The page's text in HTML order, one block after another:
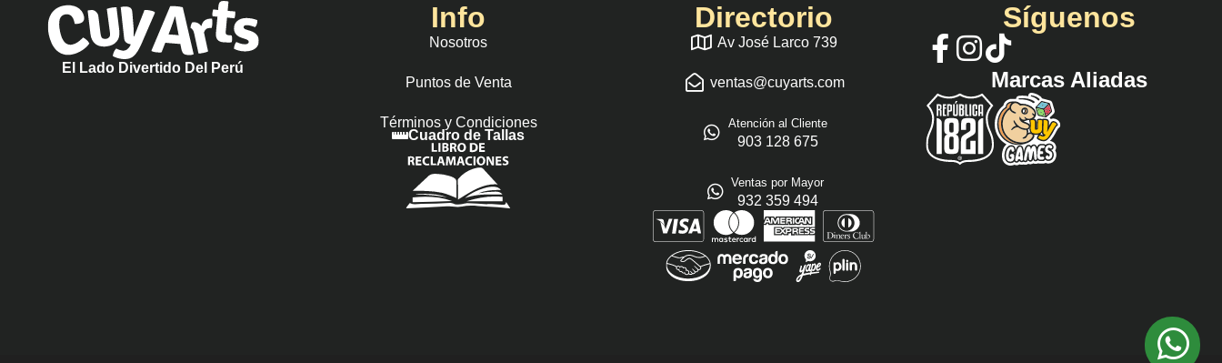
El Lado Divertido Del Perú
Info
Nosotros
Puntos de Venta
Términos y Condiciones
Cuadro de Tallas
Directorio
Av José Larco 739
ventas@cuyarts.com
Atención al Cliente
903 128 675
Ventas por Mayor
932 359 494
Síguenos
Marcas Aliadas